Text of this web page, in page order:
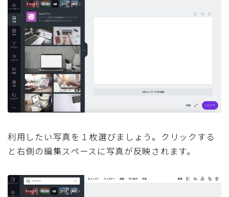
利用したい写真を１枚選びましょう。クリックする
と右側の編集スペースに写真が反映されます。